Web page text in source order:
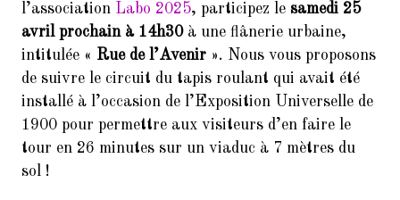
l’association Labo 2025, participez le samedi 25
avril prochain à 14h30à une flânerie urbaine,
intitulée « Rue de l’Avenir ». Nous vous proposons
de suivre le circuit du tapis roulant qui avait été
installé à l’occasion de l’Exposition Universelle de
1900 pour permettre aux visiteurs d’en faire le
tour en 26 minutes sur un viaduc à 7 mètres du
sol !